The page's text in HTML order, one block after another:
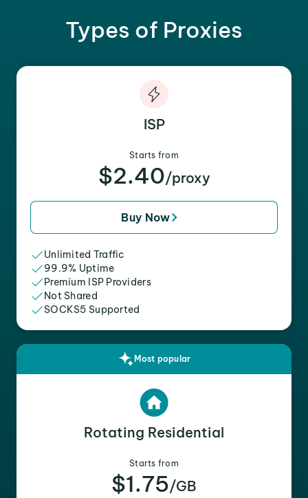
Types of Proxies
ISP
Starts from
$2.40/proxy
Buy Now
Unlimited Traffic
99.9% Uptime
Premium ISP Providers
Not Shared
SOCKS5 Supported
Most popular
Rotating Residential
Starts from
$1.75/GB